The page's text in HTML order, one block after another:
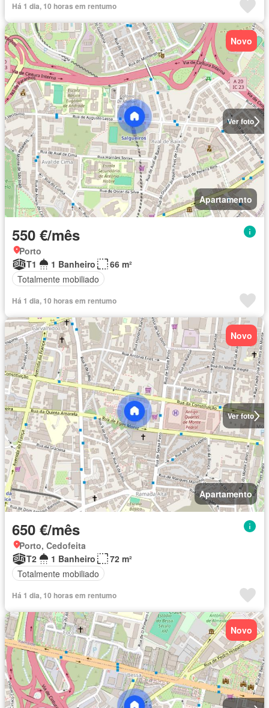
Há 1 dia, 10 horas em rentumo
Ver foto
Novo
Apartamento
550 €/mês
Porto
T1
1 Banheiro
66 m²
Totalmente mobiliado
Há 1 dia, 10 horas em rentumo
Ver foto
Novo
Apartamento
650 €/mês
Porto, Cedofeita
T2
1 Banheiro
72 m²
Totalmente mobiliado
Há 1 dia, 10 horas em rentumo
Novo